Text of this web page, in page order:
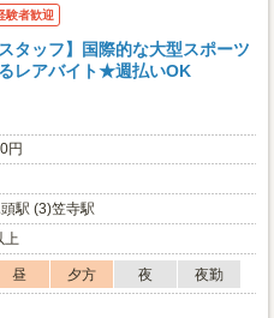
験者歓迎
タッフ】国際的な大型スポーツ
レアバイト★週払いOK
円
駅 (3)笠寺駅
上
昼 夕方 夜
夜勤